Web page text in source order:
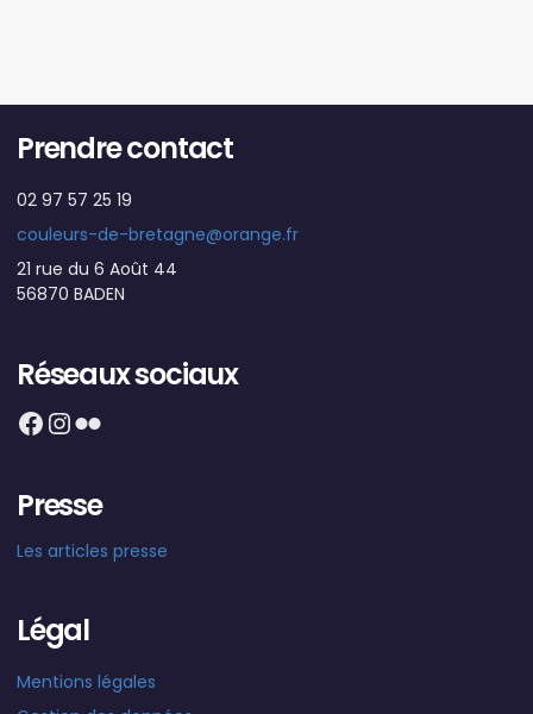
Prendre contact
02 97 57 25 19
couleurs-de-bretagne@orange.fr
21 rue du 6 Août 44
56870 BADEN
Réseaux sociaux
Facebook
Instagram
Flickr
Presse
Les articles presse
Légal
Mentions légales